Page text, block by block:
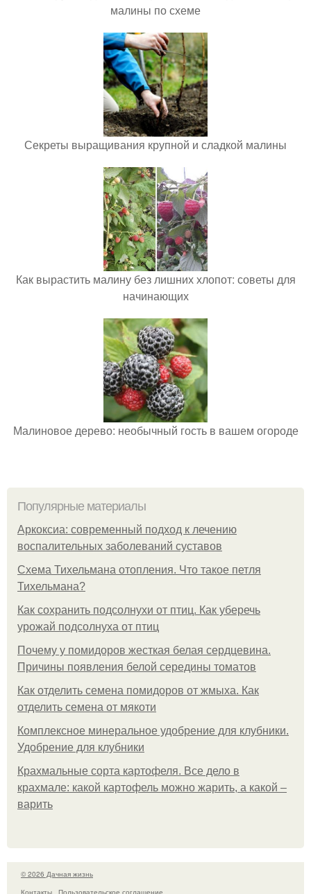
малины по схеме
Секреты выращивания крупной и сладкой малины
Как вырастить малину без лишних хлопот: советы для
начинающих
Малиновое дерево: необычный гость в вашем огороде
Популярные материалы
Аркоксиа: современный подход к лечению
воспалительных заболеваний суставов
Схема Тихельмана отопления. Что такое петля
Тихельмана?
Как сохранить подсолнухи от птиц. Как уберечь
урожай подсолнуха от птиц
Почему у помидоров жесткая белая сердцевина.
Причины появления белой середины томатов
Как отделить семена помидоров от жмыха. Как
отделить семена от мякоти
Комплексное минеральное удобрение для клубники.
Удобрение для клубники
Крахмальные сорта картофеля. Все дело в
крахмале: какой картофель можно жарить, а какой –
варить
© 2026 Дачная жизнь